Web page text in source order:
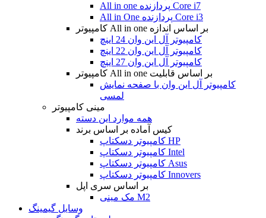
All in one پردازنده Core i7
All in One پردازنده Core i3
کامپیوتر All in one بر اساس اندازه
کامپیوتر آل این وان 24 اینچ
کامپیوتر آل این وان 22 اینچ
کامپیوتر آل این وان 27 اینچ
کامپیوتر All in one بر اساس قابلیت
کامپیوتر آل این وان با صفحه نمایش
لمسی
مینی کامپیوتر
همه موارد این دسته
کیس آماده بر اساس برند
کامپیوتر دسکتاپ HP
کامپیوتر دسکتاپ Intel
کامپیوتر دسکتاپ Asus
کامپیوتر دسکتاپ Innovers
بر اساس سری اپل
مک مینی M2
وسایل گیمینگ